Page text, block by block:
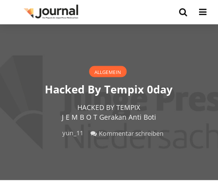
ALLGEMEIN
Hacked By Tempix 0day
HACKED BY TEMPIX
J E M B O T Gerakan Anti Boti
yun_11 Kommentar schreiben